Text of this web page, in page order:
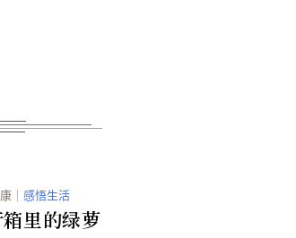
｜ 感悟生活
里的绿萝